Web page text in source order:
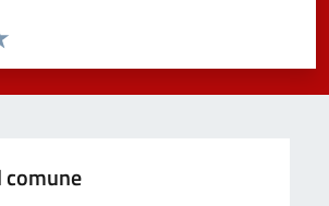
pagina
5 stelle su 5
4 stelle su 5
su 5
su 5